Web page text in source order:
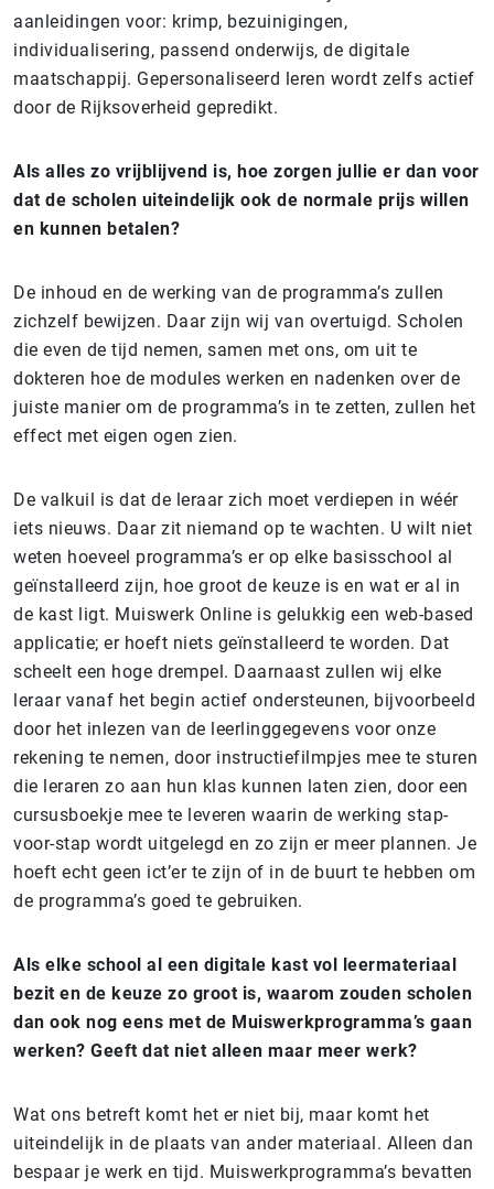
aanleidingen voor: krimp, bezuinigingen,
individualisering, passend onderwijs, de digitale
maatschappij. Gepersonaliseerd leren wordt zelfs actief
door de Rijksoverheid gepredikt.
Als alles zo vrijblijvend is, hoe zorgen jullie er dan voor
dat de scholen uiteindelijk ook de normale prijs willen
en kunnen betalen?
De inhoud en de werking van de programma’s zullen
zichzelf bewijzen. Daar zijn wij van overtuigd. Scholen
die even de tijd nemen, samen met ons, om uit te
dokteren hoe de modules werken en nadenken over de
juiste manier om de programma’s in te zetten, zullen het
effect met eigen ogen zien.
De valkuil is dat de leraar zich moet verdiepen in wéér
iets nieuws. Daar zit niemand op te wachten. U wilt niet
weten hoeveel programma’s er op elke basisschool al
geïnstalleerd zijn, hoe groot de keuze is en wat er al in
de kast ligt. Muiswerk Online is gelukkig een web-based
applicatie; er hoeft niets geïnstalleerd te worden. Dat
scheelt een hoge drempel. Daarnaast zullen wij elke
leraar vanaf het begin actief ondersteunen, bijvoorbeeld
door het inlezen van de leerlinggegevens voor onze
rekening te nemen, door instructiefilmpjes mee te sturen
die leraren zo aan hun klas kunnen laten zien, door een
cursusboekje mee te leveren waarin de werking stap-
voor-stap wordt uitgelegd en zo zijn er meer plannen. Je
hoeft echt geen ict’er te zijn of in de buurt te hebben om
de programma’s goed te gebruiken.
Als elke school al een digitale kast vol leermateriaal
bezit en de keuze zo groot is, waarom zouden scholen
dan ook nog eens met de Muiswerkprogramma’s gaan
werken? Geeft dat niet alleen maar meer werk?
Wat ons betreft komt het er niet bij, maar komt het
uiteindelijk in de plaats van ander materiaal. Alleen dan
bespaar je werk en tijd. Muiswerkprogramma’s bevatten